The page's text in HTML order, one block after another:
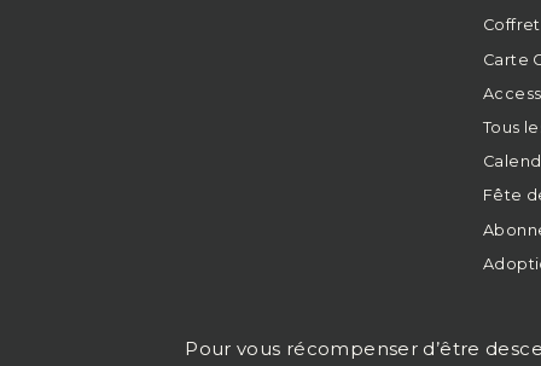
Carte
Tous
Fête
Pour vous récompenser d’être